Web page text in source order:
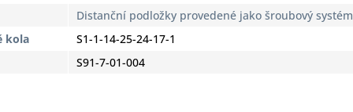
Distanční podložky provedené jako šroubový systém
kola
S1-1-14-25-24-17-1
S91-7-01-004